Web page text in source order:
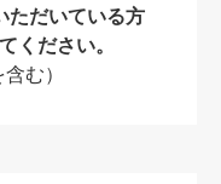
ただいている方
ください。
む）